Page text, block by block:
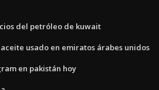
del petróleo de kuwait
usado en emiratos árabes unidos
en pakistán hoy